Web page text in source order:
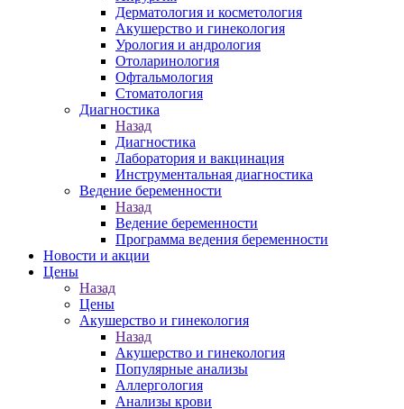
Дерматология и косметология
Акушерство и гинекология
Урология и андрология
Отоларинология
Офтальмология
Стоматология
Диагностика
Назад
Диагностика
Лаборатория и вакцинация
Инструментальная диагностика
Ведение беременности
Назад
Ведение беременности
Программа ведения беременности
Новости и акции
Цены
Назад
Цены
Акушерство и гинекология
Назад
Акушерство и гинекология
Популярные анализы
Аллергология
Анализы крови